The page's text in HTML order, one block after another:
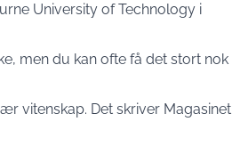
University of Technology i
men du kan ofte få det stort nok
vitenskap. Det skriver Magasinet